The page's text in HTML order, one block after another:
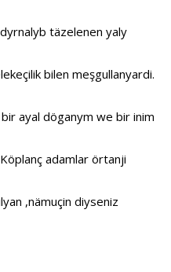
täzelenen yaly
bilen meşgullanyardi.
ayal döganym we bir inim
adamlar örtanji
,nämuçin diyseniz